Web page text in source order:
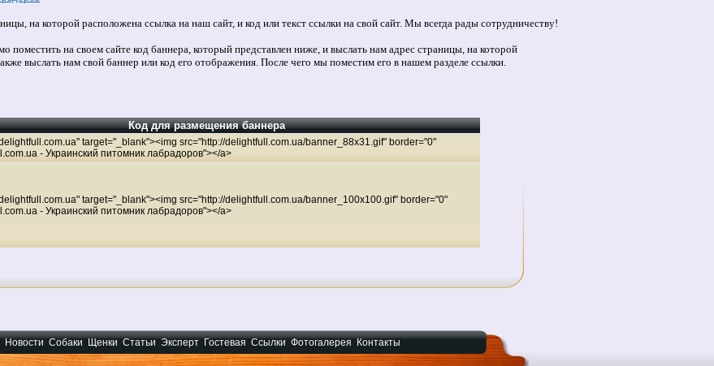
на которой расположена ссылка на наш сайт, и код или текст ссылки на свой сайт. Мы всегда рады сотрудничеству!
поместить на своем сайте код баннера, который представлен ниже, и выслать нам адрес страницы, на которой
выслать нам свой баннер или код его отображения. После чего мы поместим его в нашем разделе ссылки.
Код для размещения баннера
target="_blank"><img src="http://delightfull.com.ua/banner_88x31.gif" border="0"
- Украинский питомник лабрадоров"></a>
target="_blank"><img src="http://delightfull.com.ua/banner_100x100.gif" border="0"
- Украинский питомник лабрадоров"></a>
Новости Собаки Щенки Статьи Эксперт Гостевая Ссылки Фотогалерея Контакты